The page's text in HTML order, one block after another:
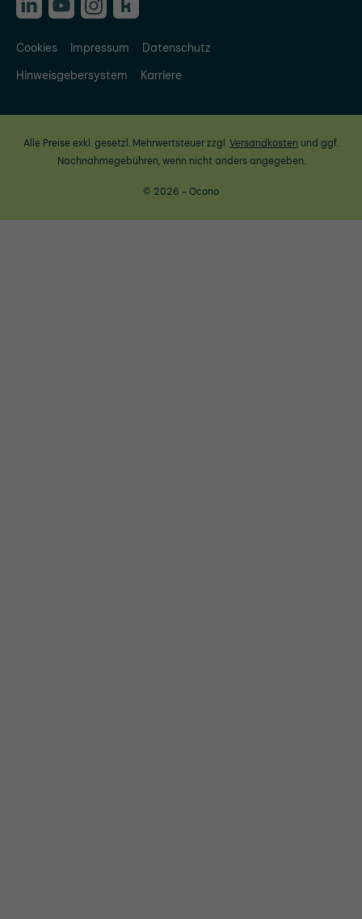
Cookies Impressum
Datenschutz
Hinweisgebersystem
Karriere
Alle Preise exkl. gesetzl. Mehrwertsteuer zzgl.Versandkosten und ggf.
Nachnahmegebühren, wenn nicht anders angegeben.
© 2026 - Ocono